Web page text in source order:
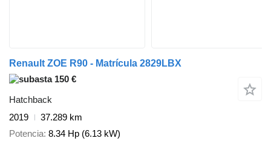
Renault ZOE R90 - Matrícula 2829LBX
150 €
Hatchback
2019
37.289 km
Potencia 8.34 Hp (6.13 kW)